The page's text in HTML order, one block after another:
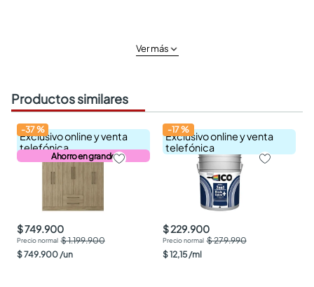
Ver más
Productos similares
Exclusivo online y venta
telefónica
Ahorro en grande
-37%
$ 749.900
$ 1.199.900
$749.900/un
Exclusivo online y venta
telefónica
-17%
$ 229.900
$ 279.990
$12,15/ml